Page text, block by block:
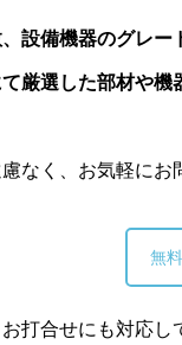
設備機器のグレー
厳選した部材や機
なく、お気軽にお
無
打合せにも対応